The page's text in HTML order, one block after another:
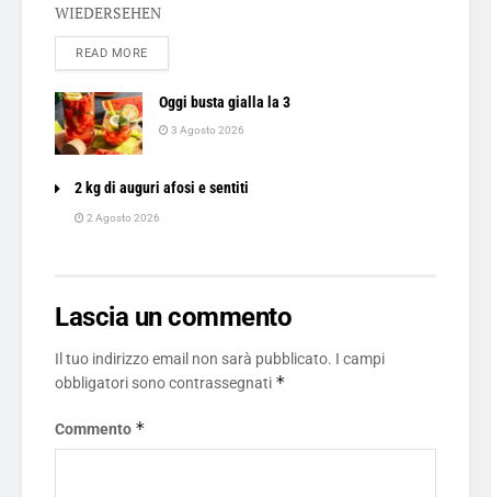
WIEDERSEHEN
READ MOREDETAILS
Oggi busta gialla la 3
3 Agosto 2026
2 kg di auguri afosi e sentiti
2 Agosto 2026
Lascia un commento
Il tuo indirizzo email non sarà pubblicato. I campi
obbligatori sono contrassegnati *
Commento *